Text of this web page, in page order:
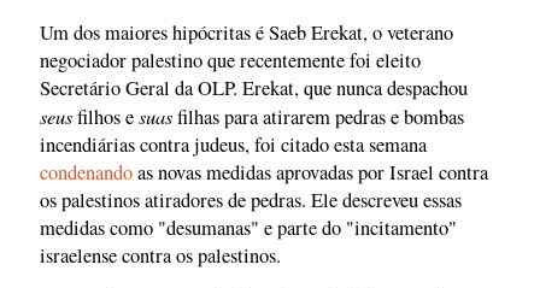
Um dos maiores hipócritas é Saeb Erekat, o veterano
negociador palestino que recentemente foi eleito
Secretário Geral da OLP. Erekat, que nunca despachou
seusfilhos esuasfilhas para atirarem pedras e bombas
incendiárias contra judeus, foi citado esta semana
condenandoas novas medidas aprovadas por Israel contra
os palestinos atiradores de pedras. Ele descreveu essas
medidas como "desumanas" e parte do "incitamento"
israelense contra os palestinos.